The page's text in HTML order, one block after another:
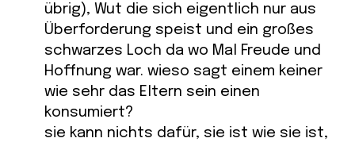
übrig), Wut die sich eigentlich nur aus
Überforderung speist und ein großes
schwarzes Loch da wo Mal Freude und
Hoffnung war. wieso sagt einem keiner
wie sehr das Eltern sein einen
konsumiert?
sie kann nichts dafür, sie ist wie sie ist,